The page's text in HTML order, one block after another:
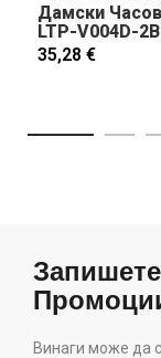
Дамски
LTP-V004D-
35,28 €
Винаги може да